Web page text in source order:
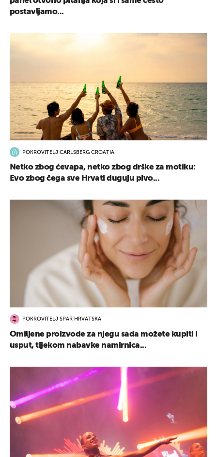
postavljamo...
POKROVITELJ CARLSBERG CROATIA
Netko zbog ćevapa, netko zbog drške za motiku:
Evo zbog čega sve Hrvati duguju pivo...
POKROVITELJ SPAR HRVATSKA
Omiljene proizvode za njegu sada možete kupiti i
usput, tijekom nabavke namirnica...